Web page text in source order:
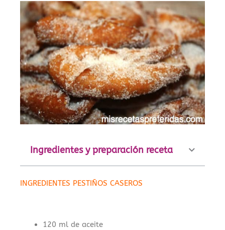
Ingredientes y preparación receta
INGREDIENTES PESTIÑOS CASEROS
120 ml de aceite